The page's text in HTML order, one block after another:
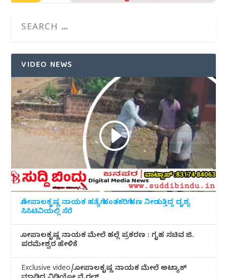
VIDEO NEWS
ಗೋಪಾಲಕೃಷ್ಣ ನಾಯಕ ಹತ್ಯೆಗೆ ಹಂತಕರಿಗೆ ಹಣ ನೀಡುತ್ತಿದ್ದ ದೃಶ್ಯ
ಸಿಸಿಟಿವಿಯಲ್ಲಿ ಸೆರೆ
ಗೋಪಾಲಕೃಷ್ಣ ನಾಯಕ ಮೇಲೆ ಹಲ್ಲೆ ಪ್ರಕರಣ : ಗೃಹ ಸಚಿವ ಜಿ.
ಪರಮೇಶ್ವರ ಹೇಳಿಕೆ
Exclusive video/ಗೋಪಾಲಕೃಷ್ಣ ನಾಯಕ ಮೇಲೆ ಅಟ್ಯಾಕ್